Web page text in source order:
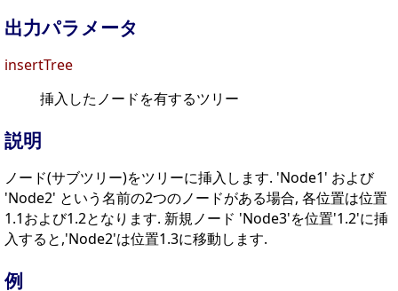
出力パラメータ
insertTree
挿入したノードを有するツリー
説明
ノード(サブツリー)をツリーに挿入します. 'Node1' および
'Node2' という名前の2つのノードがある場合, 各位置は位置
1.1および1.2となります. 新規ノード 'Node3'を位置'1.2'に挿
入すると,'Node2'は位置1.3に移動します.
例